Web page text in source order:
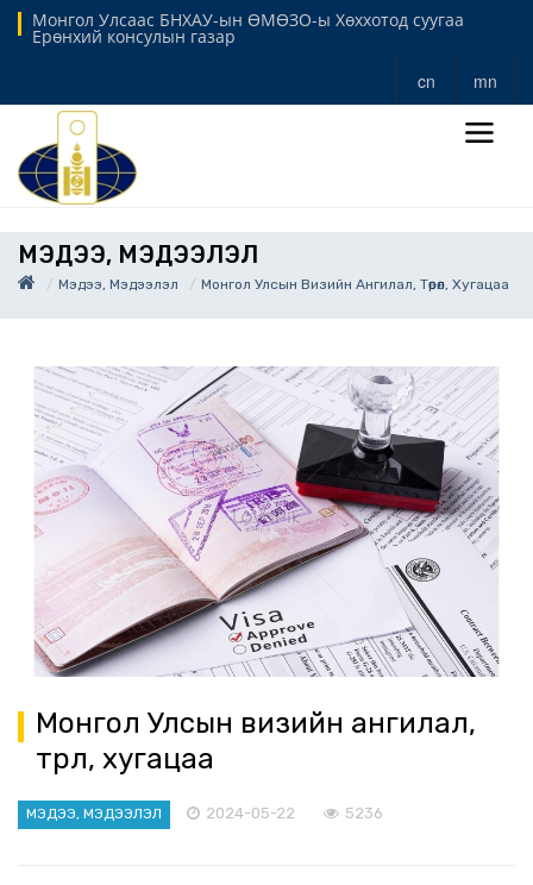
Монгол Улсаас БНХАУ-ын ӨМӨЗО-ы Хөххотод суугаа
Ерөнхий консулын газар
cn mn
МЭДЭЭ, МЭДЭЭЛЭЛ
Мэдээ, Мэдээлэл Монгол Улсын Визийн Ангилал, Төрөл, Хугацаа
Монгол Улсын визийн ангилал,
төрөл, хугацаа
МЭДЭЭ, МЭДЭЭЛЭЛ 2024-05-22 5236